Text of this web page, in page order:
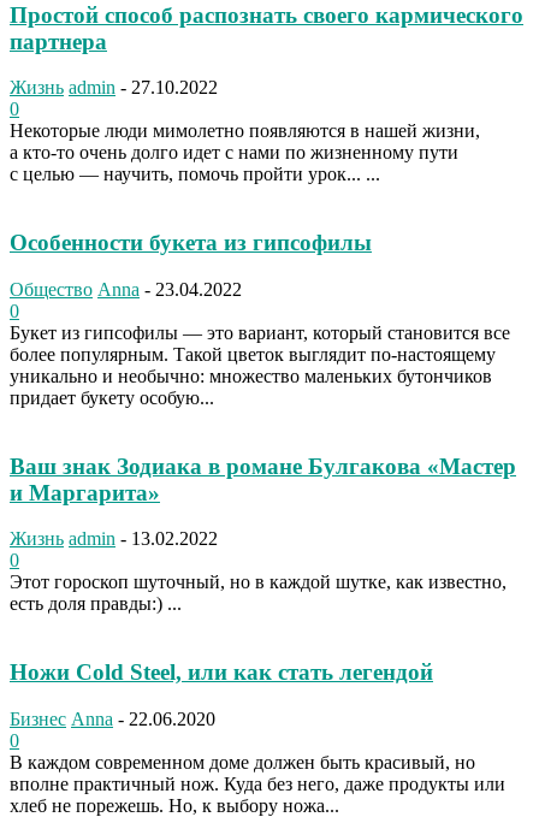
Простой способ распознать своего кармического
партнера
Жизнь admin - 27.10.2022
0
Некоторые люди мимолетно появляются в нашей жизни,
а кто-то очень долго идет с нами по жизненному пути
с целью — научить, помочь пройти урок... ...
Особенности букета из гипсофилы
Общество Anna - 23.04.2022
0
Букет из гипсофилы — это вариант, который становится все
более популярным. Такой цветок выглядит по-настоящему
уникально и необычно: множество маленьких бутончиков
придает букету особую...
Ваш знак Зодиака в романе Булгакова «Мастер
и Маргарита»
Жизнь admin - 13.02.2022
0
Этот гороскоп шуточный, но в каждой шутке, как известно,
есть доля правды:) ...
Ножи Cold Steel, или как стать легендой
Бизнес Anna - 22.06.2020
0
В каждом современном доме должен быть красивый, но
вполне практичный нож. Куда без него, даже продукты или
хлеб не порежешь. Но, к выбору ножа...